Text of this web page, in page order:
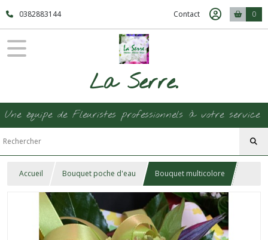
0382883144 Contact 0
La Serre.
Une équipe de Fleuristes professionnels à votre service
Accueil Bouquet poche d'eau Bouquet multicolore